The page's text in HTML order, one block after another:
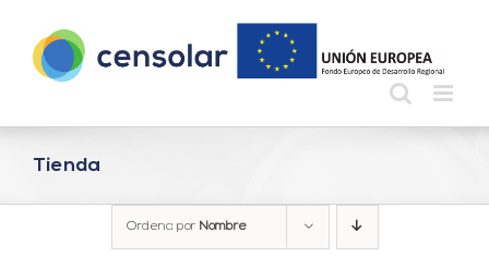
contenido
Tienda
Ordena por Nombre